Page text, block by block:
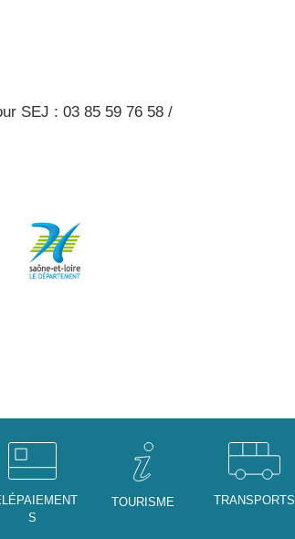
SEJ : 03 85 59 76 58 /
S
TOURISME TRANSPORTS